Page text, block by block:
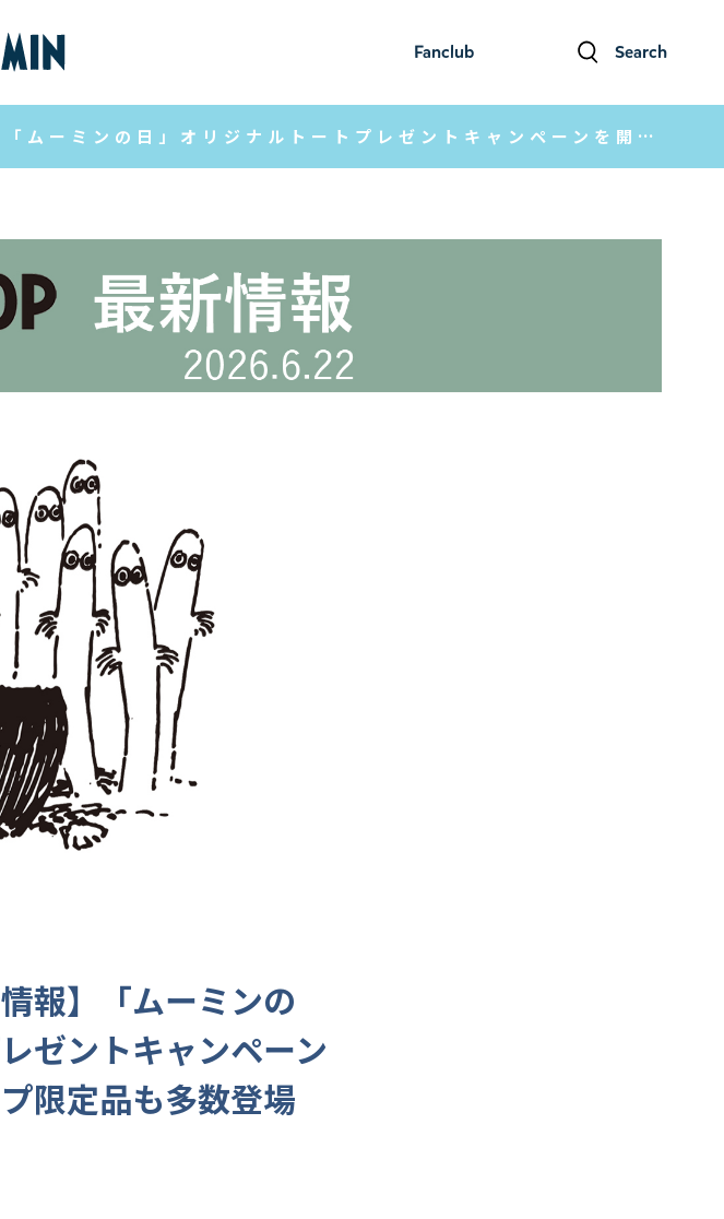
Fanclub Search
【ムーミンショップ最新情報】「ムーミンの日」オリジナルトートプレゼントキャンペーンを開催！ムーミンショップ限定品も多数登場
報】「ムーミンの
ゼントキャンペーン
限定品も多数登場